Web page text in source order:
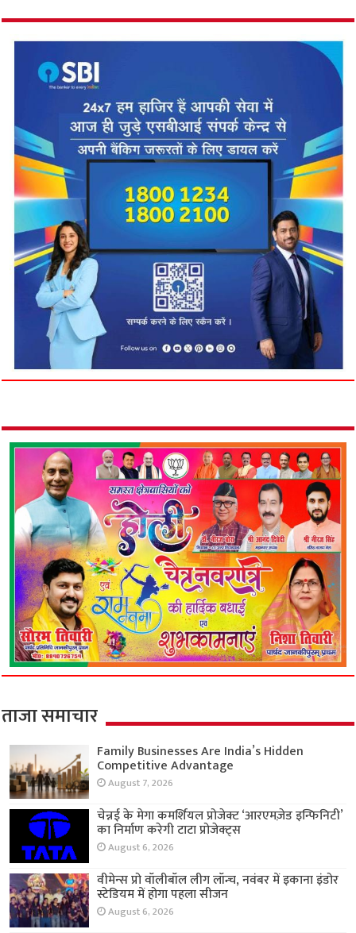
ताजा समाचार
Family Businesses Are India’s Hidden
Competitive Advantage
August 7, 2026
चेन्नई के मेगा कमर्शियल प्रोजेक्ट ‘आरएमज़ेड इन्फिनिटी’
का निर्माण करेगी टाटा प्रोजेक्ट्स
August 6, 2026
वीमेन्स प्रो वॉलीबॉल लीग लॉन्च, नवंबर में इकाना इंडोर
स्टेडियम में होगा पहला सीजन
August 6, 2026